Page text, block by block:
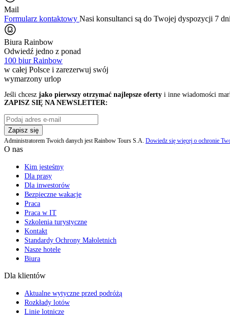
Mail
Formularz kontaktowy Nasi konsultanci są do Twojej dyspozycji 7
Biura Rainbow
Odwiedź jedno z ponad
100 biur Rainbow
w całej Polsce i zarezerwuj swój
wymarzony urlop
Jeśli chcesz jako pierwszy otrzymać najlepsze oferty i inne wiadomości
ZAPISZ SIĘ NA NEWSLETTER:
Zapisz się
Administratorem Twoich danych jest Rainbow Tours S.A. Dowiedz się więcej o ochronie
O nas
Kim jesteśmy
Dla prasy
Dla inwestorów
Bezpieczne wakacje
Praca
Praca w IT
Szkolenia turystyczne
Kontakt
Standardy Ochrony Małoletnich
Nasze hotele
Biura
Dla klientów
Aktualne wytyczne przed podróżą
Rozkłady lotów
Linie lotnicze